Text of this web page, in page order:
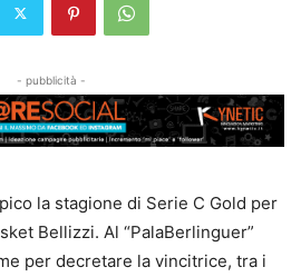
- pubblicità -
la stagione di Serie C Gold per
Bellizzi. Al “PalaBerlinguer”
per decretare la vincitrice, tra i